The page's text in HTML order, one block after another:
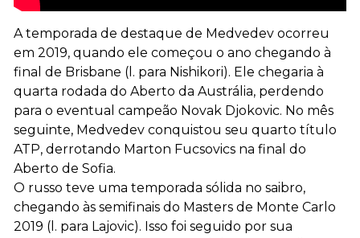
A temporada de destaque de Medvedev ocorreu
em 2019, quando ele começou o ano chegando à
final de Brisbane (l. para Nishikori). Ele chegaria à
quarta rodada do Aberto da Austrália, perdendo
para o eventual campeão Novak Djokovic. No mês
seguinte, Medvedev conquistou seu quarto título
ATP, derrotando Marton Fucsovics na final do
Aberto de Sofia.
O russo teve uma temporada sólida no saibro,
chegando às semifinais do Masters de Monte Carlo
2019 (l. para Lajovic). Isso foi seguido por sua